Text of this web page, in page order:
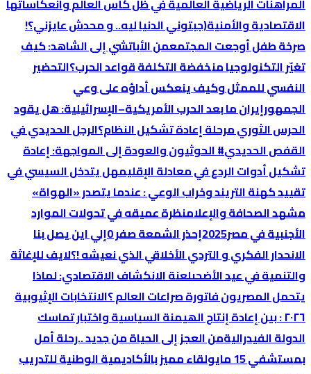
المراهنات الرياضية العالمية في ظل كأس العالم وانعكاساتها
الاقتصادية والأمنية(جبتوني الدنيا ليه.. و محدش عايزني؟!
صرخة طفل أوجعت المجتمعمن الأباتشي إلى الشاهد: كيف
تغيّر التكنولوجيا منخفضة التكلفة قواعد الحرب؟التحضير
النفسي للممثل وكيف ينعكس أداؤه على وعي
الجمهورإيران ما بعد الحرب الأمريكية–الإسرائيلية: هل يقود
الحرس الثوري مرحلة إعادة تشكيل النظام؟الرجل الحديدي في
القفص الحديدي# الحوثيون والعودة إلى المواجهة: إعادة
تشكيل أدوات الردع في معادلة الإقليمهل يتدخل السيسي في
تقييد كهنة التريند وخراب الوعي : عندما يتصدر «الهواة»
مشهد الصحافة والإعلامنظرة عميقه في تحولات الموارد
الأجنبية في مصر2025
إحذر الشمعة صفر 0 إلي اين يصل بنا
الانحدار الفكري و التردي الأخلاقي الذي نعيشه !؟لايف للإغاثة
والتنمية في عيد الأضحىلعنة الانكشاف الاقتصادي: لماذا
یتحمل المصریون فاتورة صراعات العالم ؟الانتخابات الإثیوبیة
٢٠٢٦ : بین إعادة إنتاج الھیمنة السیاسیة واختبار تماسك
الدولة الفیدرالیةمن العجز إلى الحياة من جديد ..رحلة أمل
بمستشفي 15 مايو
لقاء مميز بالأكاديمية الوطنية للتدريب